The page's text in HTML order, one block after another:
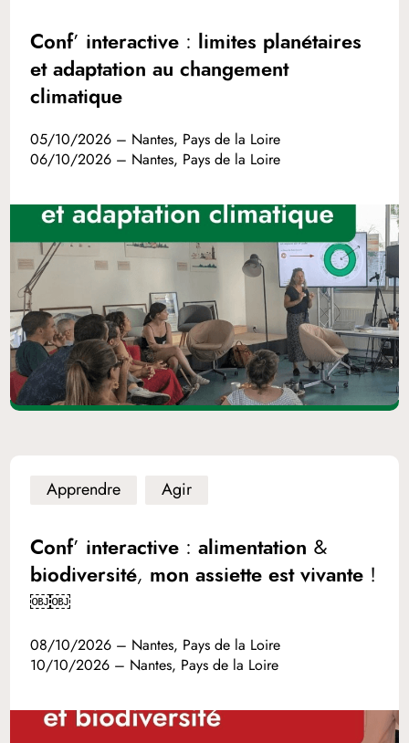
Conf’ interactive : limites planétaires
et adaptation au changement
climatique
05/10/2026 – Nantes, Pays de la Loire
06/10/2026 – Nantes, Pays de la Loire
Apprendre Agir
Conf’ interactive : alimentation &
biodiversité, mon assiette est vivante !
￼￼
08/10/2026 – Nantes, Pays de la Loire
10/10/2026 – Nantes, Pays de la Loire